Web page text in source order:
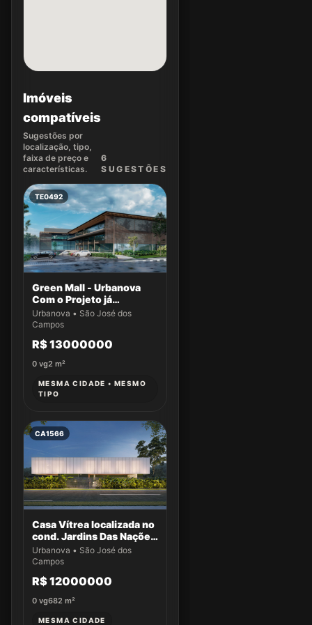
Imóveis
compatíveis
Sugestões por
localização, tipo,
faixa de preço e
características.
6
SUGEST ÕES
TE0492
Green Mall - Urbanova
Com o Projeto já
aprovado
Urbanova • São José dos
Campos
R$ 13000000
0 vg2 m²
MESMA CIDADE • MESMO
TIPO
CA1566
Casa Vítrea localizada no
cond. Jardins Das Nações
Maldivas lote 17 QD 188 -
Stemmi - Ativos
Urbanova • São José dos
Campos
R$ 12000000
0 vg682 m²
MESMA CIDADE